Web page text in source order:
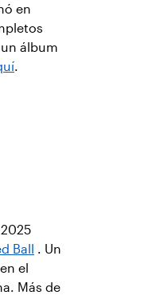
en
un álbum
.
Ball
. Un
el
Más de